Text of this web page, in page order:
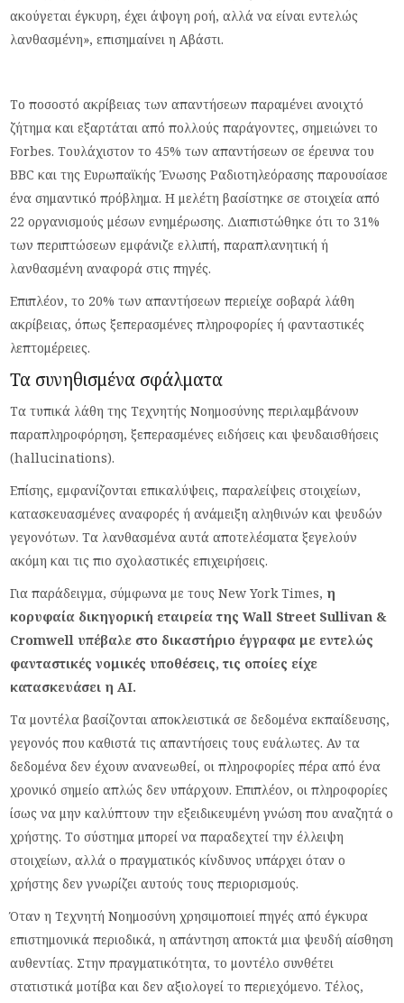
ακούγεται έγκυρη, έχει άψογη ροή, αλλά να είναι εντελώς
λανθασμένη», επισημαίνει η Αβάστι.
Το ποσοστό ακρίβειας των απαντήσεων παραμένει ανοιχτό
ζήτημα και εξαρτάται από πολλούς παράγοντες, σημειώνει το
Forbes. Τουλάχιστον το 45% των απαντήσεων σε έρευνα του
BBC και της Ευρωπαϊκής Ένωσης Ραδιοτηλεόρασης παρουσίασε
ένα σημαντικό πρόβλημα. Η μελέτη βασίστηκε σε στοιχεία από
22 οργανισμούς μέσων ενημέρωσης. Διαπιστώθηκε ότι το 31%
των περιπτώσεων εμφάνιζε ελλιπή, παραπλανητική ή
λανθασμένη αναφορά στις πηγές.
Επιπλέον, το 20% των απαντήσεων περιείχε σοβαρά λάθη
ακρίβειας, όπως ξεπερασμένες πληροφορίες ή φανταστικές
λεπτομέρειες.
Τα συνηθισμένα σφάλματα
Τα τυπικά λάθη της Τεχνητής Νοημοσύνης περιλαμβάνουν
παραπληροφόρηση, ξεπερασμένες ειδήσεις και ψευδαισθήσεις
(hallucinations).
Επίσης, εμφανίζονται επικαλύψεις, παραλείψεις στοιχείων,
κατασκευασμένες αναφορές ή ανάμειξη αληθινών και ψευδών
γεγονότων. Τα λανθασμένα αυτά αποτελέσματα ξεγελούν
ακόμη και τις πιο σχολαστικές επιχειρήσεις.
Για παράδειγμα, σύμφωνα με τους New York Times, η
κορυφαία δικηγορική εταιρεία της Wall Street Sullivan &
Cromwell υπέβαλε στο δικαστήριο έγγραφα με εντελώς
φανταστικές νομικές υποθέσεις, τις οποίες είχε
κατασκευάσει η AI.
Τα μοντέλα βασίζονται αποκλειστικά σε δεδομένα εκπαίδευσης,
γεγονός που καθιστά τις απαντήσεις τους ευάλωτες. Αν τα
δεδομένα δεν έχουν ανανεωθεί, οι πληροφορίες πέρα από ένα
χρονικό σημείο απλώς δεν υπάρχουν. Επιπλέον, οι πληροφορίες
ίσως να μην καλύπτουν την εξειδικευμένη γνώση που αναζητά ο
χρήστης. Το σύστημα μπορεί να παραδεχτεί την έλλειψη
στοιχείων, αλλά ο πραγματικός κίνδυνος υπάρχει όταν ο
χρήστης δεν γνωρίζει αυτούς τους περιορισμούς.
Όταν η Τεχνητή Νοημοσύνη χρησιμοποιεί πηγές από έγκυρα
επιστημονικά περιοδικά, η απάντηση αποκτά μια ψευδή αίσθηση
αυθεντίας. Στην πραγματικότητα, το μοντέλο συνθέτει
στατιστικά μοτίβα και δεν αξιολογεί το περιεχόμενο. Τέλος,